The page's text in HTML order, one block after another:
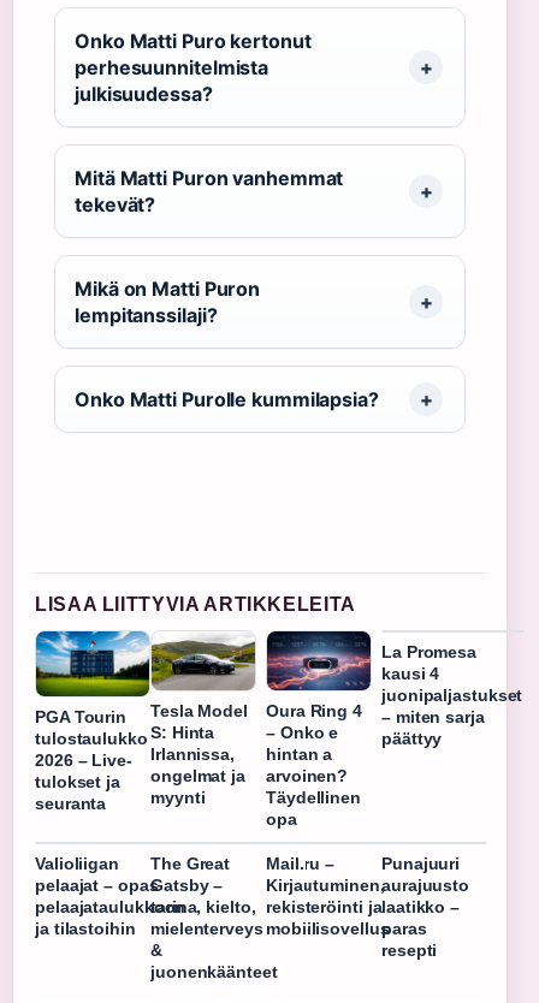
Onko Matti Puro kertonut
perhesuunnitelmista
julkisuudessa?
Mitä Matti Puron vanhemmat
tekevät?
Mikä on Matti Puron
lempitanssilaji?
Onko Matti Purolle kummilapsia?
LISAA LIITTYVIA ARTIKKELEITA
PGA Tourin
tulostaulukko
2026 – Live-
tulokset ja
seuranta
Tesla Model
S: Hinta
Irlannissa,
ongelmat ja
myynti
Oura Ring 4
– Onko e
hintan a
arvoinen?
Täydellinen
opa
La Promesa
kausi 4
juonipaljastukset
– miten sarja
päättyy
Valioliigan
pelaajat – opas
pelaajataulukkoon
ja tilastoihin
The Great
Gatsby –
tarina, kielto,
mielenterveys
&
juonenkäänteet
Mail.ru –
Kirjautuminen,
rekisteröinti ja
mobiilisovellus
Punajuuri
aurajuusto
laatikko –
paras
resepti